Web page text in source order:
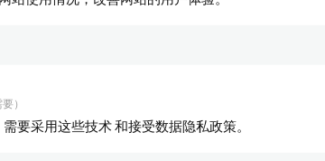
面完美适配控制环境的实时性要求。该工具现阶段重
倍福正持续拓展 Machine Learning Creator 的功能范围：
时间序列分析任务。典型应用场景包括：
）
要采用这些技术 和接受数据隐私政策。